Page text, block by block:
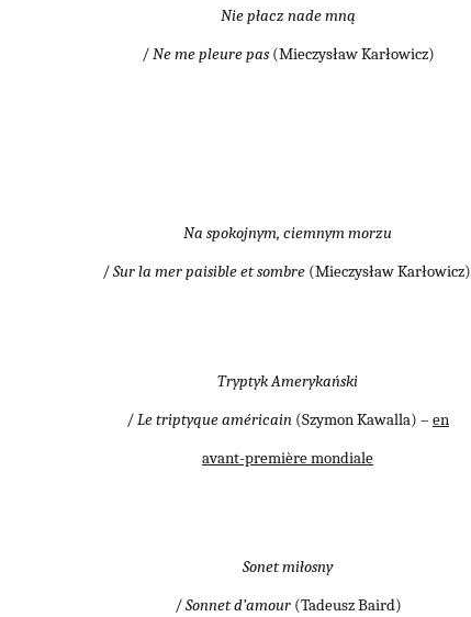
Nie płacz nade mną
/Ne me pleure pas(Mieczysław Karłowicz)
Na spokojnym, ciemnym morzu
/Sur la mer paisible et sombre(Mieczysław Karłowicz)
Tryptyk Amerykański
/Le triptyque américain (Szymon Kawalla) – en
avant-première mondiale
Sonet miłosny
/Sonnet d’amour(Tadeusz Baird)